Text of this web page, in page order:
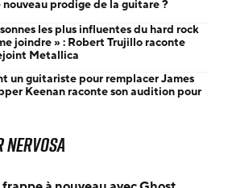
prodige de la guitare ?
les plus influentes du hard rock
joindre » : Robert Trujillo raconte
Metallica
un guitariste pour remplacer James
Keenan raconte son audition pour